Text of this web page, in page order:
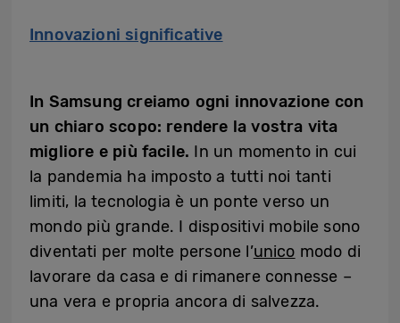
Innovazioni significative
In Samsung creiamo ogni innovazione con
un chiaro scopo: rendere la vostra vita
migliore e più facile. In un momento in cui
la pandemia ha imposto a tutti noi tanti
limiti, la tecnologia è un ponte verso un
mondo più grande. I dispositivi mobile sono
diventati per molte persone l’unico modo di
lavorare da casa e di rimanere connesse –
una vera e propria ancora di salvezza.